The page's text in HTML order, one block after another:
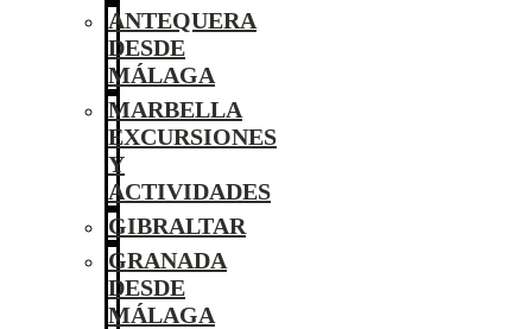
ANTEQUERA
DESDE
MÁLAGA
MARBELLA
EXCURSIONES
Y
ACTIVIDADES
GIBRALTAR
GRANADA
DESDE
MÁLAGA